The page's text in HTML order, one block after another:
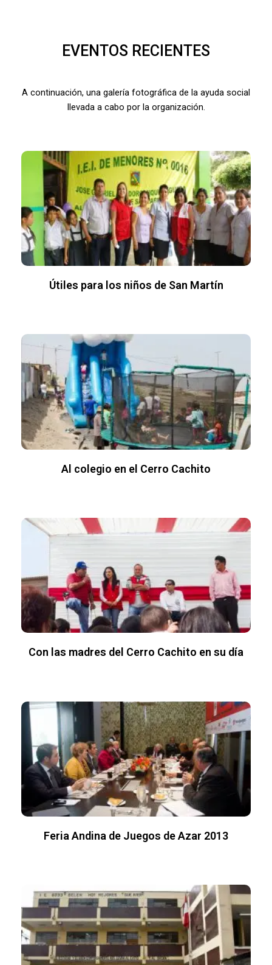
EVENTOS RECIENTES
A continuación, una galería fotográfica de la ayuda social
llevada a cabo por la organización.
Útiles para los niños de San Martín
Al colegio en el Cerro Cachito
Con las madres del Cerro Cachito en su día
Feria Andina de Juegos de Azar 2013